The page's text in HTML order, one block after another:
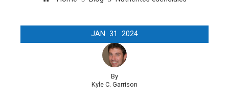
JAN 31 2024
By
Kyle C. Garrison